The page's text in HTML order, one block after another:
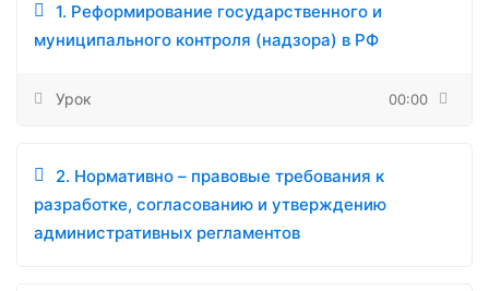
1. Реформирование государственного и
муниципального контроля (надзора) в РФ
Урок 00:00
2. Нормативно – правовые требования к
разработке, согласованию и утверждению
административных регламентов